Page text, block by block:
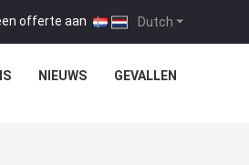
Dutch
offerte aan |
NIEUWS GEVALLEN